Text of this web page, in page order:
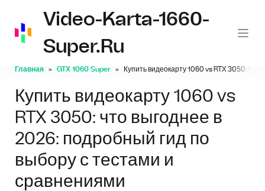
Video-Karta-1660-
Super.ru
Главная GTX 1060 Super Купить видеокарту 1060 vs RTX 3050:
Купить видеокарту 1060 vs
RTX 3050: что выгоднее в
2026: подробный гид по
выбору с тестами и
сравнениями